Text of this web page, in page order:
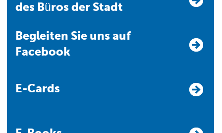
des Büros der Stadt
Begleiten Sie uns auf
Facebook
E-Cards